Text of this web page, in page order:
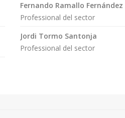
Fernando Ramallo Fernández
Professional del sector
Jordi Tormo Santonja
Professional del sector